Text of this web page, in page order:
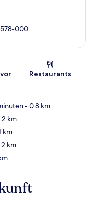
000
Restaurants
- 0.8 km
km
km
km